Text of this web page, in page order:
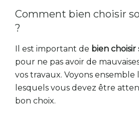
Comment bien choisir
?
Il est important de bien
pour ne pas avoir de
vos travaux. Voyons ensemble
lesquels vous devez être
bon choix.